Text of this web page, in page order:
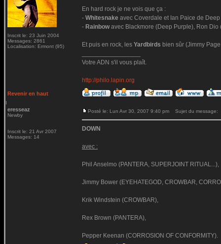
Inscrit le: 23 Juin 2004
Messages: 2861
Localisation: Ermont (95)
En hard rock je ne vois que ça :
- Whitesnake avec Coverdale et Ian Paice de
- Rainbowavec Blackmore (Deep Purple), Ron Dio
Et puis en rock, les Yardbirds bien sûr (Jimmy
Votre ADN s'il vous plaît.
http://philo.lapin.org
Revenir en haut
eresseaz
Newby
Inscrit le: 21 Avr 2007
Messages: 14
Posté le: Lun Avr 30, 2007 9:40 pm Sujet du message:
DOWN
avec :
Phil Anselmo (PANTERA, SUPERJOINT RITUAL...),
Jimmy Bower (EYEHATEGOD, CROWBAR,
Krik Windstein (CROWBAR),
Rex Brown (PANTERA),
Pepper Keenan (CORROSION OF CONFORMITY).